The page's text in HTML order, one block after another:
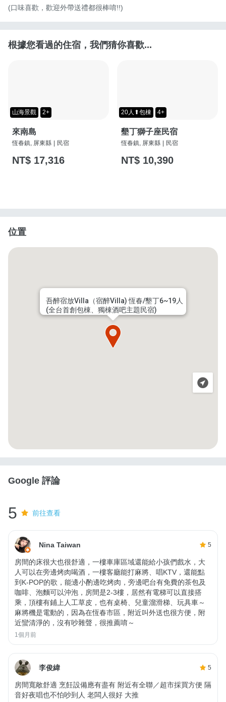
(口味喜歡，歡迎外帶送禮都很棒唷!!)
根據您看過的住宿，我們猜你喜歡...
山海景觀 2+
來南島
恆春鎮, 屏東縣 民宿
NT$ 17,316
20人⬆包棟 4+
墾丁獅子座民宿
恆春鎮, 屏東縣 民宿
NT$ 10,390
位置
吾醉宿放Villa（宿醉Villa) 恆春/墾丁6~19人
(全台首創包棟、獨棟酒吧主題民宿)
Google 評論
5 前往查看
Nina Taiwan 5
房間的床很大也很舒適，一樓車庫區域還能給小孩們戲水，大
人可以在旁邊烤肉喝酒，一樓客廳能打麻將、唱KTV，還能點
到K-POP的歌，能邊小酌邊吃烤肉，旁邊吧台有免費的茶包及
咖啡、泡麵可以沖泡，房間是2-3樓，居然有電梯可以直接搭
乘，頂樓有鋪上人工草皮，也有桌椅、兒童溜滑梯、玩具車～
麻將機是電動的，因為在恆春市區，附近叫外送也很方便，附
近蠻清淨的，沒有吵雜聲，很推薦唷～
1個月前
李俊緯 5
房間寬敞舒適 烹飪設備應有盡有 附近有全聯／超市採買方便 隔
音好夜唱也不怕吵到人 老闆人很好 大推